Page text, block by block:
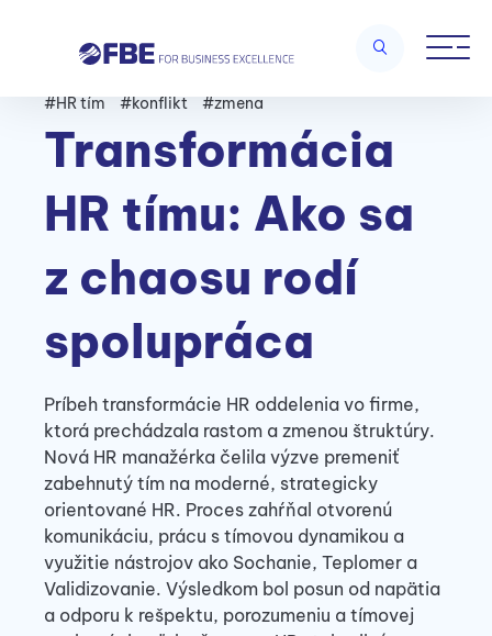
#HR tím #konflikt #zmena
Transformácia
HR tímu: Ako sa
z chaosu rodí
spolupráca
Príbeh transformácie HR oddelenia vo firme,
ktorá prechádzala rastom a zmenou štruktúry.
Nová HR manažérka čelila výzve premeniť
zabehnutý tím na moderné, strategicky
orientované HR. Proces zahŕňal otvorenú
komunikáciu, prácu s tímovou dynamikou a
využitie nástrojov ako Sochanie, Teplomer a
Validizovanie. Výsledkom bol posun od napätia
a odporu k rešpektu, porozumeniu a tímovej